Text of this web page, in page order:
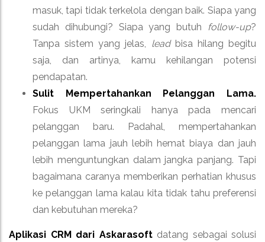
masuk, tapi tidak terkelola dengan baik. Siapa yang
sudah dihubungi? Siapa yang butuh follow-up?
Tanpa sistem yang jelas, leadbisa hilang begitu
saja, dan artinya, kamu kehilangan potensi
pendapatan.
Sulit Mempertahankan Pelanggan Lama.
Fokus UKM seringkali hanya pada mencari
pelanggan baru. Padahal, mempertahankan
pelanggan lama jauh lebih hemat biaya dan jauh
lebih menguntungkan dalam jangka panjang. Tapi
bagaimana caranya memberikan perhatian khusus
ke pelanggan lama kalau kita tidak tahu preferensi
dan kebutuhan mereka?
Aplikasi CRM dari Askarasoftdatang sebagai solusi